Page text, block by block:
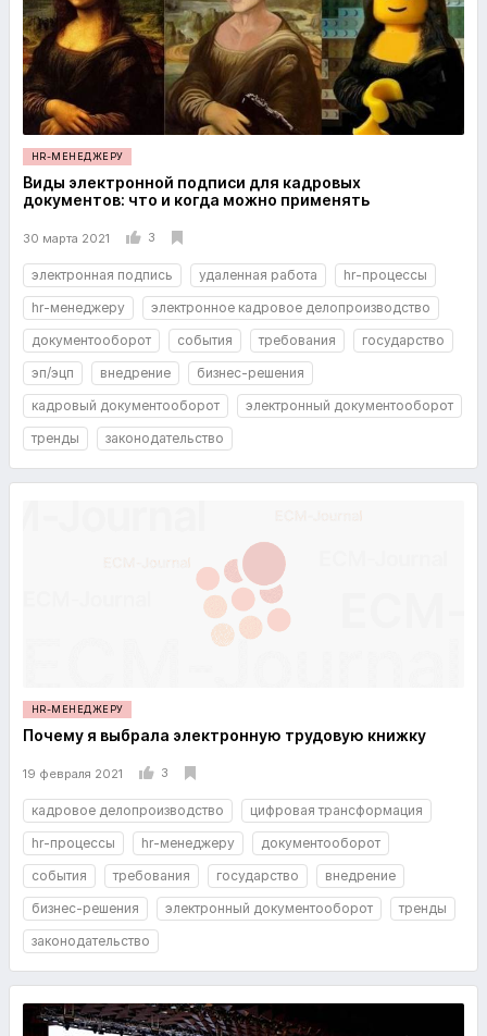
HR-МЕНЕДЖЕРУ
Виды электронной подписи для кадровых
документов: что и когда можно применять
30 марта 2021 3
электронная подпись удаленная работа
hr-процессы
hr-менеджеру
электронное кадровое делопроизводство
документооборот
события требования
государство
эп/эцп
внедрение
бизнес-решения
кадровый документооборот
электронный документооборот
тренды
законодательство
HR-МЕНЕДЖЕРУ
Почему я выбрала электронную трудовую книжку
19 февраля 2021 3
кадровое делопроизводство
цифровая трансформация
hr-процессы
hr-менеджеру
документооборот
события
требования государство
внедрение
бизнес-решения
электронный документооборот
тренды
законодательство